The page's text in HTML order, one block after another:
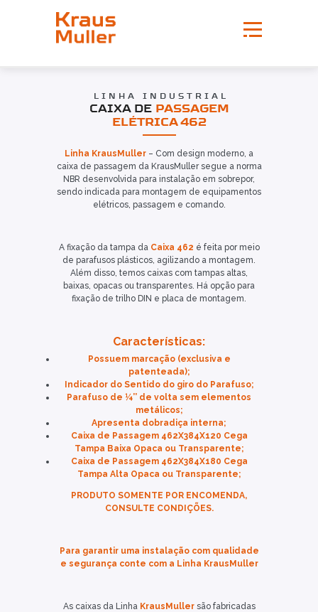
LINHA INDUSTRIAL
CAIXA DE PASSAGEM
ELÉTRICA 462
Linha KrausMuller – Com design moderno, a
caixa de passagem da KrausMuller segue a norma
NBR desenvolvida para instalação em sobrepor,
sendo indicada para montagem de equipamentos
elétricos, passagem e comando.
A fixação da tampa da Caixa 462 é feita por meio
de parafusos plásticos, agilizando a montagem.
Além disso, temos caixas com tampas altas,
baixas, opacas ou transparentes. Há opção para
fixação de trilho DIN e placa de montagem.
Características:
Possuem marcação (exclusiva e
patenteada);
Indicador do Sentido do giro do Parafuso;
Parafuso de ¼’’ de volta sem elementos
metálicos;
Apresenta dobradiça interna;
Caixa de Passagem 462X384X120 Cega
Tampa Baixa Opaca ou Transparente;
Caixa de Passagem 462X384X180 Cega
Tampa Alta Opaca ou Transparente;
PRODUTO SOMENTE POR ENCOMENDA,
CONSULTE CONDIÇÕES.
Para garantir uma instalação com qualidade
e segurança conte com a Linha KrausMuller
As caixas da Linha KrausMuller são fabricadas